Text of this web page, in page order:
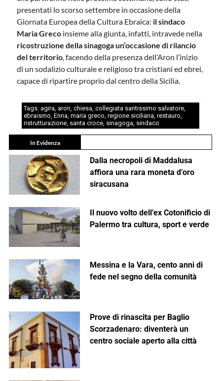
presentati lo scorso settembre in occasione della
Giornata Europea della Cultura Ebraica: il sindaco
Maria Greco insieme alla giunta, infatti, intravede nella
ricostruzione della sinagoga un’occasione di rilancio
del territorio, facendo della presenza dell’Aron l’inizio
di un sodalizio culturale e religioso tra cristiani ed ebrei,
capace di ripartire proprio dal centro della Sicilia.
Tags: agira, aron, chiesa, collegiata santissimo salvatore,
ebraismo, Enna, maria greco, regione siciliana, restauro,
ristrutturazione, santa croce, sinagoga, sindaco
In Evidenza
Dalla necropoli di Maddalusa
affiora una rara moneta d’oro
siracusana
Il nuovo volto dell’ex Cotonificio di
Palermo tra cultura, sport e verde
Messina e la Vara, cento anni di
fede nel segno della comunità
Prove di rinascita per Baglio
Scorzadenaro: diventerà un
centro sociale aperto alla città